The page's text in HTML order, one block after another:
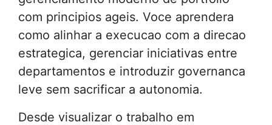
com principios ageis. Voce aprendera
como alinhar a execucao com a direcao
estrategica, gerenciar iniciativas entre
departamentos e introduzir governanca
leve sem sacrificar a autonomia.
Desde visualizar o trabalho em